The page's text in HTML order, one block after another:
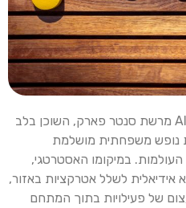
כפר הנופש פארק Allgäu מרשת סנטר פארק, השוכן בלב
נופש משפחתית מושלמת
במיקומו האסטרטגי,
אידיאלית לשלל אטרקציות באזור,
של פעילויות בתוך המתחם